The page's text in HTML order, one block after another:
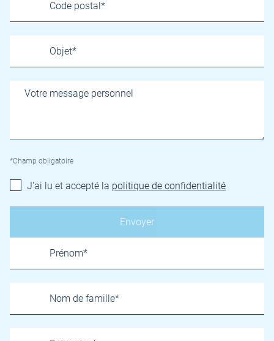
*Champ obligatoire
J'ai lu et accepté la politique de confidentialité